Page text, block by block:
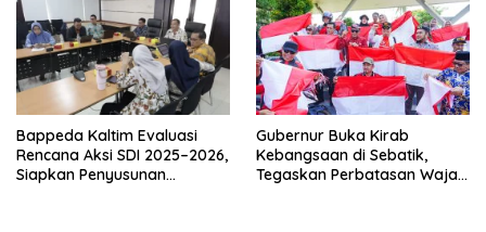
Bappeda Kaltim Evaluasi
Rencana Aksi SDI 2025–2026,
Siapkan Penyusunan
Gubernur Buka Kirab
Kebangsaan di Sebatik,
Tegaskan Perbatasan Wajah